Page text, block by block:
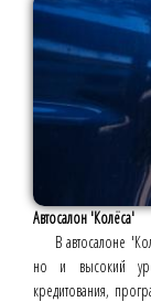
Автосалон 'Колёса'
В автосалоне
но и высокий
кредитования,